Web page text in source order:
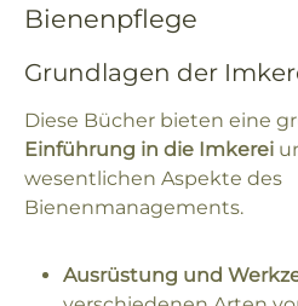
Bienenpflege
Grundlagen der
Diese Bücher bieten eine
Einführung in die Imkerei
wesentlichen Aspekte des
Bienenmanagements.
Ausrüstung und